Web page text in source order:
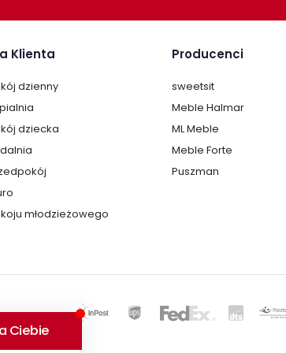
montażu. Montaż trwa ok. 10 minut.
kolory
ofercie posiadamy fotel Geyser w inny wersjach
Klienta
dzienny
dziecka
młodzieżowego
Producenci
sweetsit
Meble Halmar
ML Meble
Meble Forte
Puszman